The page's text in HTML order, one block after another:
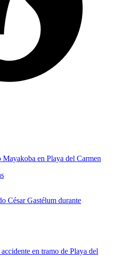
en Playa del Carmen
César Gastélum durante
en tramo de Playa del